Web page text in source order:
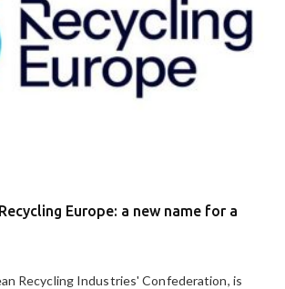
Europe: a new name for a
Recycling Industries' Confederation, is